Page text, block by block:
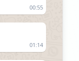
00:55
01:14